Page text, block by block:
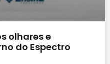
olhares e
do Espectro